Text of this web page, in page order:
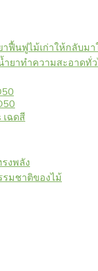
าฟื้นฟูไม้เก่าให้กลับม
ำยาทำความสะอาดทั่
เฉดสี
งพลัง
รมชาติของไม้